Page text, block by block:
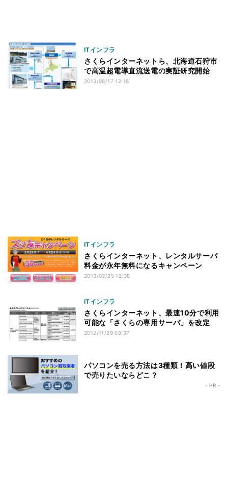
ITインフラ
さくらインターネットら、北海道石狩市
で高温超電導直流送電の実証研究開始
2013/06/17 12:16
ITインフラ
さくらインターネット、レンタルサーバ
料金が永年無料になるキャンペーン
2013/03/25 12:38
ITインフラ
さくらインターネット、最速10分で利用
可能な「さくらの専用サーバ」を改定
2012/11/29 09:37
パソコンを売る方法は3種類！高い値段
で売りたいならどこ？
- PR -